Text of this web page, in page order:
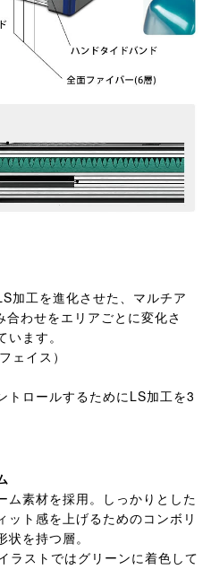
加工を進化させた、マルチア
わせをエリアごとに変化さ
ます。
ェイス）
トロールするためにLS加工を3
ム素材を採用。しっかりとした
ト感を上げるためのコンボリ
を持つ層。
ラストではグリーンに着色して